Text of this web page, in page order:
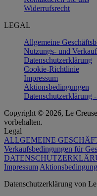
Widerrufsrecht
LEGAL
Allgemeine
Nutzungs- und
Datenschutzerklärung
Cookie-Richtlinie
Impressum
Aktionsbedingungen
Datenschutzerklärung
Copyright © 2026, Le
vorbehalten.
Legal
ALLGEMEINE
Verkaufsbedingungen für
Impressum
Datenschutz­erklärung von